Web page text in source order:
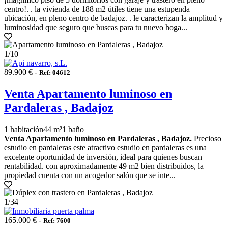
centro!. . la vivienda de 188 m2 útiles tiene una estupenda
ubicación, en pleno centro de badajoz. . le caracterizan la amplitud y
luminosidad que seguro que buscas para tu nuevo hoga...
1/10
89.900 € - Ref: 04612
Venta Apartamento luminoso en
Pardaleras , Badajoz
1 habitación44 m²1 baño
Venta Apartamento luminoso en Pardaleras , Badajoz. Precioso
estudio en pardaleras este atractivo estudio en pardaleras es una
excelente oportunidad de inversión, ideal para quienes buscan
rentabilidad. con aproximadamente 49 m2 bien distribuidos, la
propiedad cuenta con un acogedor salón que se inte...
1/34
165.000 € - Ref: 7600